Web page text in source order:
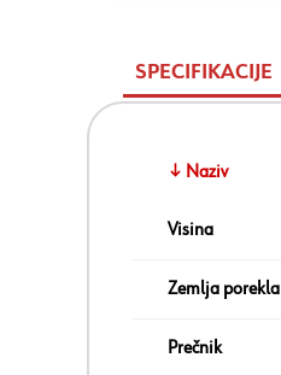
SPECIFIKACIJE
↓ Naziv
Visina
Zemlja porekla
Prečnik